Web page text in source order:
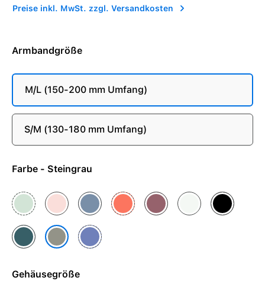
Preise inkl. MwSt. zzgl. Versandkosten
Armbandgröße
M/L (150-200 mm Umfang)
S/M (130-180 mm Umfang)
Farbe - Steingrau
AquamarinBlassrosaDenim MandarinePflaumePolarsternSchwarz
SeegrünSteingrauVeilchen
Gehäusegröße